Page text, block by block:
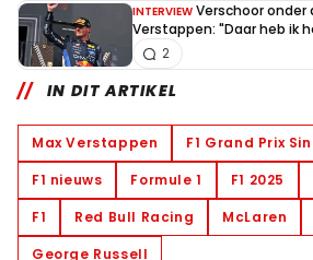
INTERVIEW Verschoor onder
Verstappen: "Daar heb ik
2
IN DIT ARTIKEL
Max Verstappen
F1 Grand Prix
F1 nieuws
Formule 1 F1 2025
F1
Red Bull Racing McLaren
George Russell